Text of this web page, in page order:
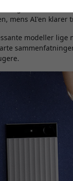
mens AI'en
modeller lige